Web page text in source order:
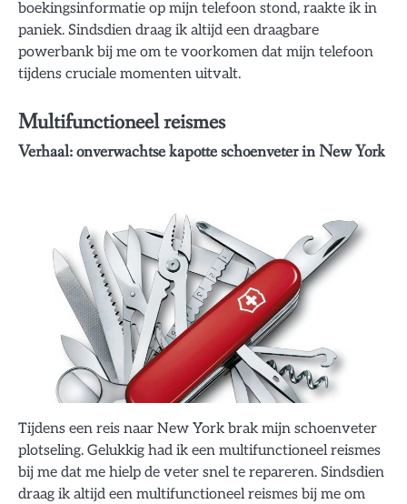
boekingsinformatie op mijn telefoon stond, raakte ik in
paniek. Sindsdien draag ik altijd een draagbare
powerbank bij me om te voorkomen dat mijn telefoon
tijdens cruciale momenten uitvalt.
Multifunctioneel reismes
Verhaal: onverwachtse kapotte schoenveter in New York
Tijdens een reis naar New York brak mijn schoenveter
plotseling. Gelukkig had ik een multifunctioneel reismes
bij me dat me hielp de veter snel te repareren. Sindsdien
draag ik altijd een multifunctioneel reismes bij me om